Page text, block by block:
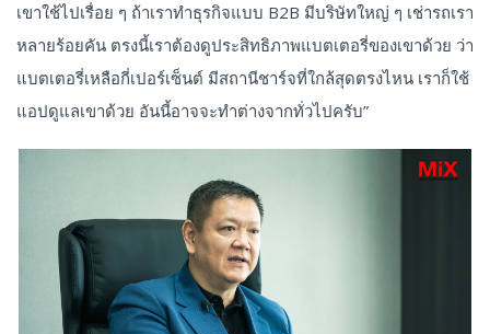
เขาใช้ไปเรื่อย ๆ ถ้าเราทำธุรกิจแบบ B2B มีบริษัทใหญ่ ๆ เช่ารถเรา
หลายร้อยคัน ตรงนี้เราต้องดูประสิทธิภาพแบตเตอรี่ของเขาด้วย ว่า
แบตเตอรี่เหลือกี่เปอร์เซ็นต์ มีสถานีชาร์จที่ใกล้สุดตรงไหน เราก็ใช้
แอปดูแลเขาด้วย อันนี้อาจจะทำต่างจากทั่วไปครับ”